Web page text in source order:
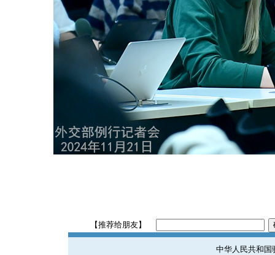
【推荐给朋友】
中华人民共和国